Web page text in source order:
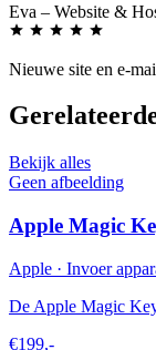
Eva – Website &
Nieuwe site en e-
Bekijk alles
Geen afbeelding
Apple Magic
Apple · Invoer
De Apple Magic
€199,-